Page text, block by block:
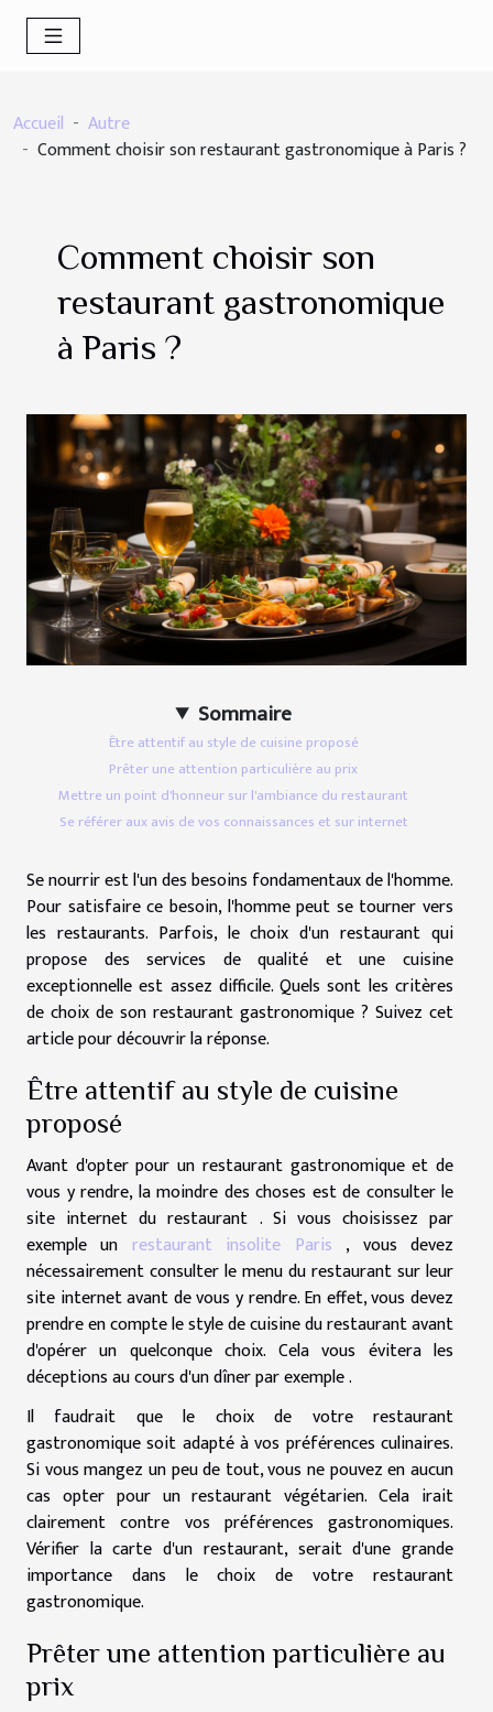
Accueil
Autre
Comment choisir son restaurant gastronomique à Paris ?
Comment choisir son
restaurant gastronomique
à Paris ?
Sommaire
Être attentif au style de cuisine proposé
Prêter une attention particulière au prix
Mettre un point d'honneur sur l'ambiance du restaurant
Se référer aux avis de vos connaissances et sur internet
Se nourrir est l'un des besoins fondamentaux de l'homme.
Pour satisfaire ce besoin, l'homme peut se tourner vers
les restaurants. Parfois, le choix d'un restaurant qui
propose des services de qualité et une cuisine
exceptionnelle est assez difficile. Quels sont les critères
de choix de son restaurant gastronomique ? Suivez cet
article pour découvrir la réponse.
Être attentif au style de cuisine
proposé
Avant d'opter pour un restaurant gastronomique et de
vous y rendre, la moindre des choses est de consulter le
site internet du restaurant . Si vous choisissez par
exemple un restaurant insolite Paris , vous devez
nécessairement consulter le menu du restaurant sur leur
site internet avant de vous y rendre. En effet, vous devez
prendre en compte le style de cuisine du restaurant avant
d'opérer un quelconque choix. Cela vous évitera les
déceptions au cours d'un dîner par exemple .
Il faudrait que le choix de votre restaurant
gastronomique soit adapté à vos préférences culinaires.
Si vous mangez un peu de tout, vous ne pouvez en aucun
cas opter pour un restaurant végétarien. Cela irait
clairement contre vos préférences gastronomiques.
Vérifier la carte d'un restaurant, serait d'une grande
importance dans le choix de votre restaurant
gastronomique.
Prêter une attention particulière au
prix